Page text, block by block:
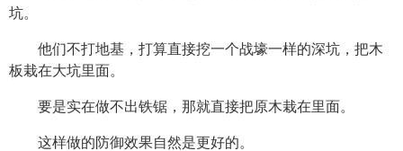
坑。
他们不打地基，打算直接挖一个战壕一样的深坑，把木
板栽在大坑里面。
要是实在做不出铁锯，那就直接把原木栽在里面。
这样做的防御效果自然是更好的。